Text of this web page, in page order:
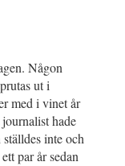
Någon
ut i
med i vinet år
hade
inte och
par år sedan